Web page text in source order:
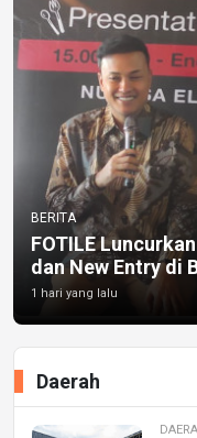
BERITA
FOTILE
dan New Entry di
1 hari yang lalu
Daerah